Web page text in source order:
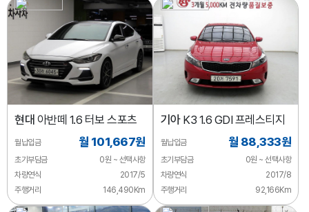
현대 아반떼 1.6 터보 스포츠
월납입금 월 101,667원
초기부담금
0원 ~ 선택사항
차량연식
2017/5
주행거리
146,490Km
기아K3 1.6 GDI 프레스티지
월납입금 월 88,333원
초기부담금
0원 ~ 선택사항
차량연식
2017/8
주행거리
92,166Km